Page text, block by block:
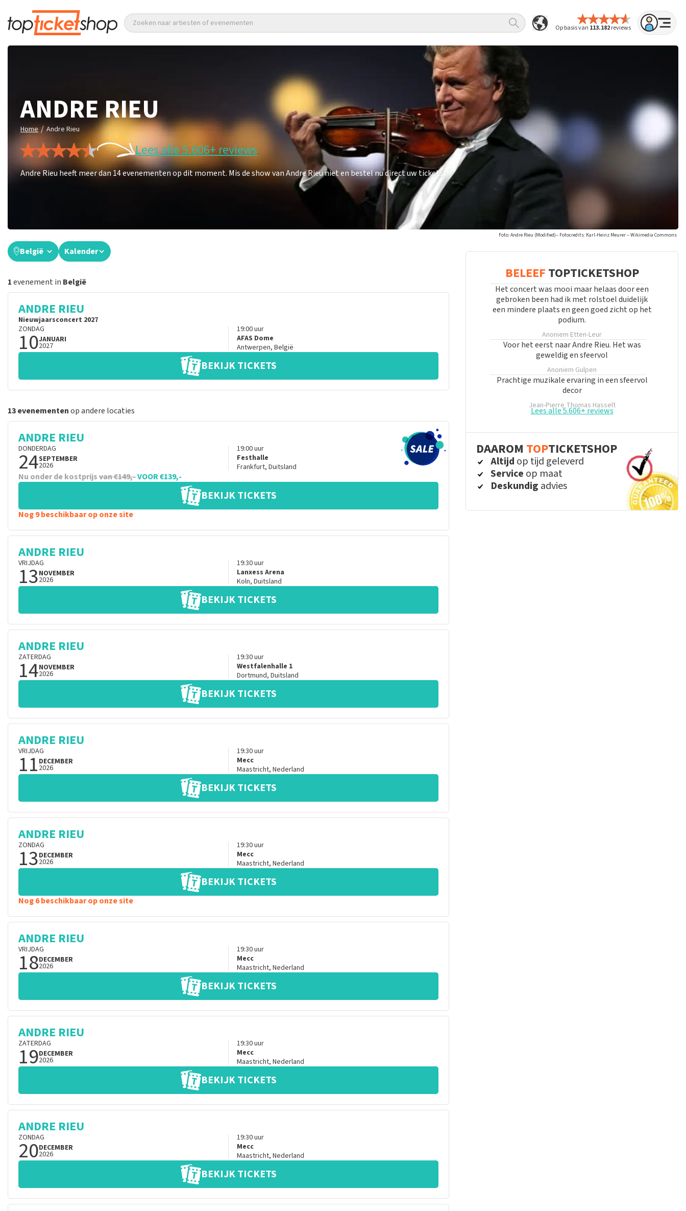
Op basis van 113.182reviews
Zoeken naar artiesten of evenementen
ANDRE RIEU
Home / Andre Rieu
Lees alle 5.606+ reviews
Andre Rieu heeft meer dan 14 evenementen op dit moment. Mis de show van Andre Rieu niet en bestel nu direct uw tickets!
Foto: Andre Rieu (Modified)– Fotocredits: Karl-Heinz Meurer – Wikimedia Commons
België Kalender
1evenement in België
ANDRE RIEU
Nieuwjaarsconcert 2027
ZONDAG
10JANUARI
2027
19:00uur
AFAS Dome
Antwerpen, België
BEKIJK TICKETS
13 evenementenop andere locaties
ANDRE RIEU
DONDERDAG
24SEPTEMBER
2026
19:00uur
Festhalle
Frankfurt, Duitsland
Nu onder de kostprijsvan €149,-VOOR €139,-
BEKIJK TICKETS
Nog 9 beschikbaar op onze site
ANDRE RIEU
VRIJDAG
13NOVEMBER
2026
19:30uur
Lanxess Arena
Koln, Duitsland
BEKIJK TICKETS
ANDRE RIEU
ZATERDAG
14NOVEMBER
2026
19:30uur
Westfalenhalle 1
Dortmund, Duitsland
BEKIJK TICKETS
ANDRE RIEU
VRIJDAG
11 DECEMBER
2026
19:30uur
Mecc
Maastricht, Nederland
BEKIJK TICKETS
ANDRE RIEU
ZONDAG
13DECEMBER
2026
19:30uur
Mecc
Maastricht, Nederland
BEKIJK TICKETS
Nog 6 beschikbaar op onze site
ANDRE RIEU
VRIJDAG
18DECEMBER
2026
19:30uur
Mecc
Maastricht, Nederland
BEKIJK TICKETS
ANDRE RIEU
ZATERDAG
19DECEMBER
2026
19:30uur
Mecc
Maastricht, Nederland
BEKIJK TICKETS
ANDRE RIEU
ZONDAG
20DECEMBER
2026
19:30uur
Mecc
Maastricht, Nederland
BEKIJK TICKETS
BELEEF TOPTICKETSHOP
Het concert was mooi maar helaas door een
gebroken been had ik met rolstoel duidelijk
een mindere plaats en geen goed zicht op het
podium.
Anoniem Etten-Leur
Voor het eerst naar Andre Rieu. Het was
geweldig en sfeervol
Anoniem Gulpen
Prachtige muzikale ervaring in een sfeervol
decor
Jean-Pierre Thomas Hasselt
Lees alle 5.606+ reviews
DAAROM TOPTICKETSHOP
Altijd op tijd geleverd
Service op maat
Deskundig advies